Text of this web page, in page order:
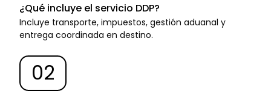
¿Qué incluye el servicio DDP?
Incluye transporte, impuestos, gestión aduanal y
entrega coordinada en destino.
02